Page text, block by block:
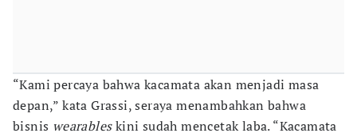
“Kami percaya bahwa kacamata akan menjadi masa
depan,” kata Grassi, seraya menambahkan bahwa
bisnis wearableskini sudah mencetak laba. “Kacamata